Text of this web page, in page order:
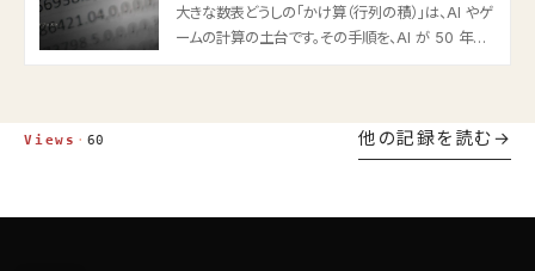
大きな数表どうしの「かけ算（行列の積）」は、AI やゲ
ームの計算の土台です。その手順を、AI が 50 年ぶ
Views · 60 他の記録を読む